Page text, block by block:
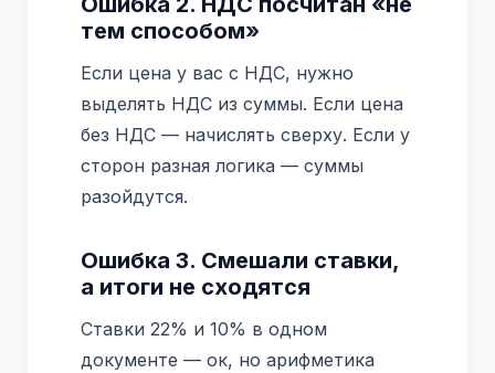
тем способом»
Если цена у вас с НДС, нужно
выделять НДС из суммы. Если цена
без НДС — начислять сверху. Если у
сторон разная логика — суммы
разойдутся.
Ошибка 3. Смешали ставки,
а итоги не сходятся
Ставки 22% и 10% в одном
документе — ок, но арифметика